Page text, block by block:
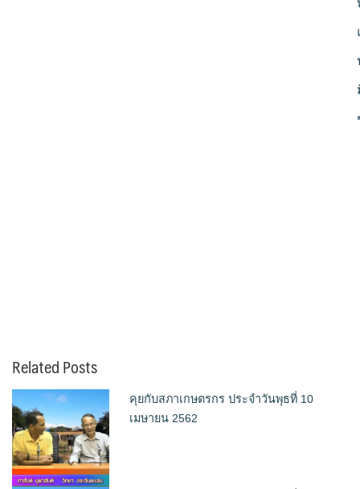
Related Posts
คุยกับสภาเกษตรกร ประจำวันพุธที่ 10
เมษายน 2562